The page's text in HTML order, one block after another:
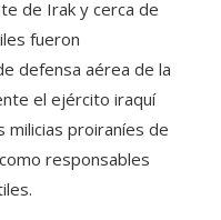
de Irak y cerca de
fueron
defensa aérea de la
el ejército iraquí
milicias proiraníes de
responsables